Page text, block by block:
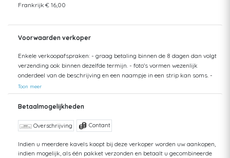
Frankrijk € 16,00
Voorwaarden verkoper
Enkele verkoopafspraken: - graag betaling binnen de 8 dagen dan volgt
verzending ook binnen dezelfde termijn. - foto's vormen wezenlijk
onderdeel van de beschrijving en een naampje in een strip kan soms. -
alle zendingen worden met zorg en zo snel mogelijk behandeld. -
meerdere aankopen worden (indien mogelijk) gegroepeerd verzonden -
alle zendingen worden verzonden als pakket tegen handtekening, met
te Gent. - eventuele vragen liefst stellen VOOR inde veiling.
Toon meer
Betaalmogelijkheden
Overschrijving Contant
Indien u meerdere kavels koopt bij deze verkoper worden uw aankopen,
indien mogelijk, als één pakket verzonden en betaalt u gecombineerde